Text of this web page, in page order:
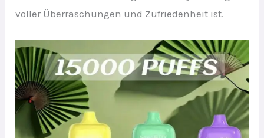
voller Überraschungen und Zufriedenheit ist.